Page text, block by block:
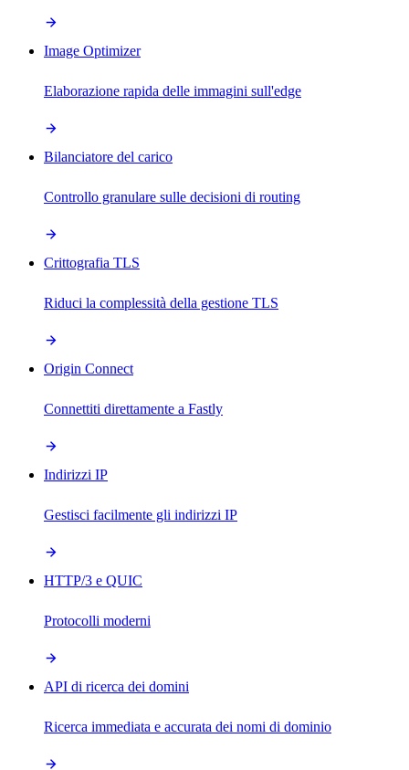
Image Optimizer
Elaborazione rapida delle immagini sull'edge
Bilanciatore del carico
Controllo granulare sulle decisioni di routing
Crittografia TLS
Riduci la complessità della gestione TLS
Origin Connect
Connettiti direttamente a Fastly
Indirizzi IP
Gestisci facilmente gli indirizzi IP
HTTP/3 e QUIC
Protocolli moderni
API di ricerca dei domini
Ricerca immediata e accurata dei nomi di dominio